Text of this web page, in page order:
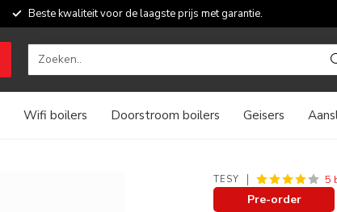
Beste kwaliteit voor de laagste prijs met garantie.
Wifi boilers Doorstroom boilers Geisers
TESY 5
Pre-order